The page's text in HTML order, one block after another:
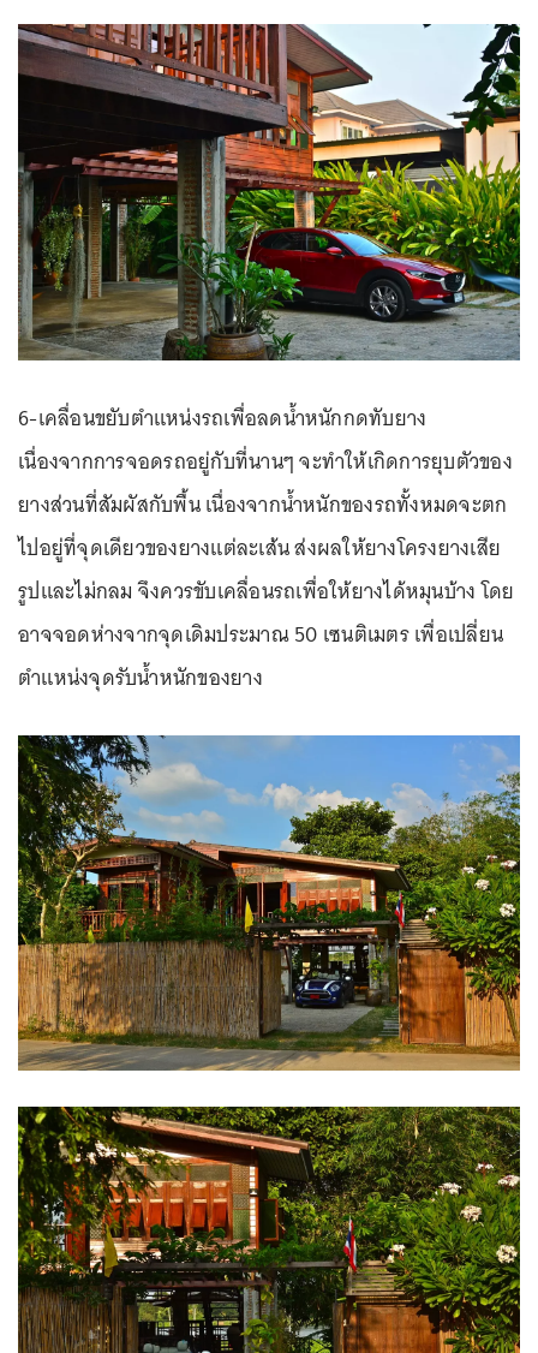
6-เคลื่อนขยับตำแหน่งรถเพื่อลดน้ำหนักกดทับยาง
เนื่องจากการจอดรถอยู่กับที่นานๆ จะทำให้เกิดการยุบตัวของ
ยางส่วนที่สัมผัสกับพื้น เนื่องจากน้ำหนักของรถทั้งหมดจะตก
ไปอยู่ที่จุดเดียวของยางแต่ละเส้น ส่งผลให้ยางโครงยางเสีย
รูปและไม่กลม จึงควรขับเคลื่อนรถเพื่อให้ยางได้หมุนบ้าง โดย
อาจจอดห่างจากจุดเดิมประมาณ 50 เซนติเมตร เพื่อเปลี่ยน
ตำแหน่งจุดรับน้ำหนักของยาง